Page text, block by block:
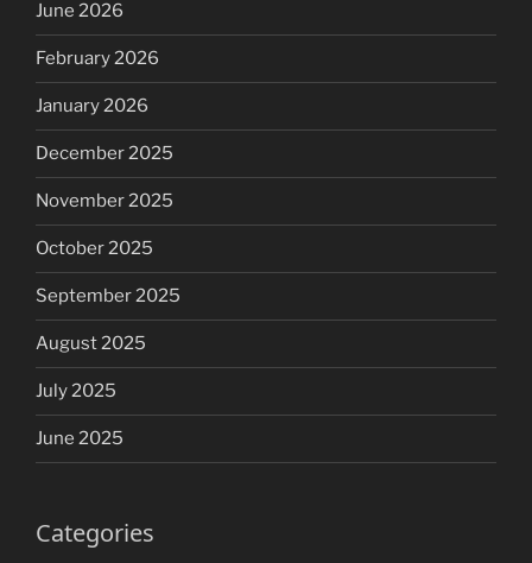
June 2026
February 2026
January 2026
December 2025
November 2025
October 2025
September 2025
August 2025
July 2025
June 2025
Categories